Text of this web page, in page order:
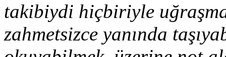
takibiydi hiçbiriyle
zahmetsizce yanında